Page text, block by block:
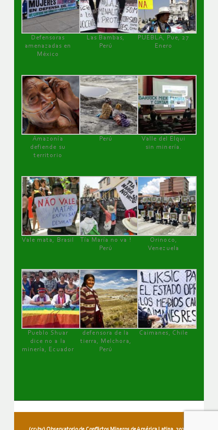
Defensoras
amenazadas en
México
Las Bambas,
Perú
PUEBLA, Pue, 27
Enero
Amazonía
defiende su
territorio
Perú
Valle del Elqui
sin minería.
Vale mata, Brasil
Tía María no va !
Perú
Orinoco,
Venezuela
Pueblo Shuar
dice no a la
minería, Ecuador
defensora de la
tierra, Melchora,
Perú
Caimanes, Chile